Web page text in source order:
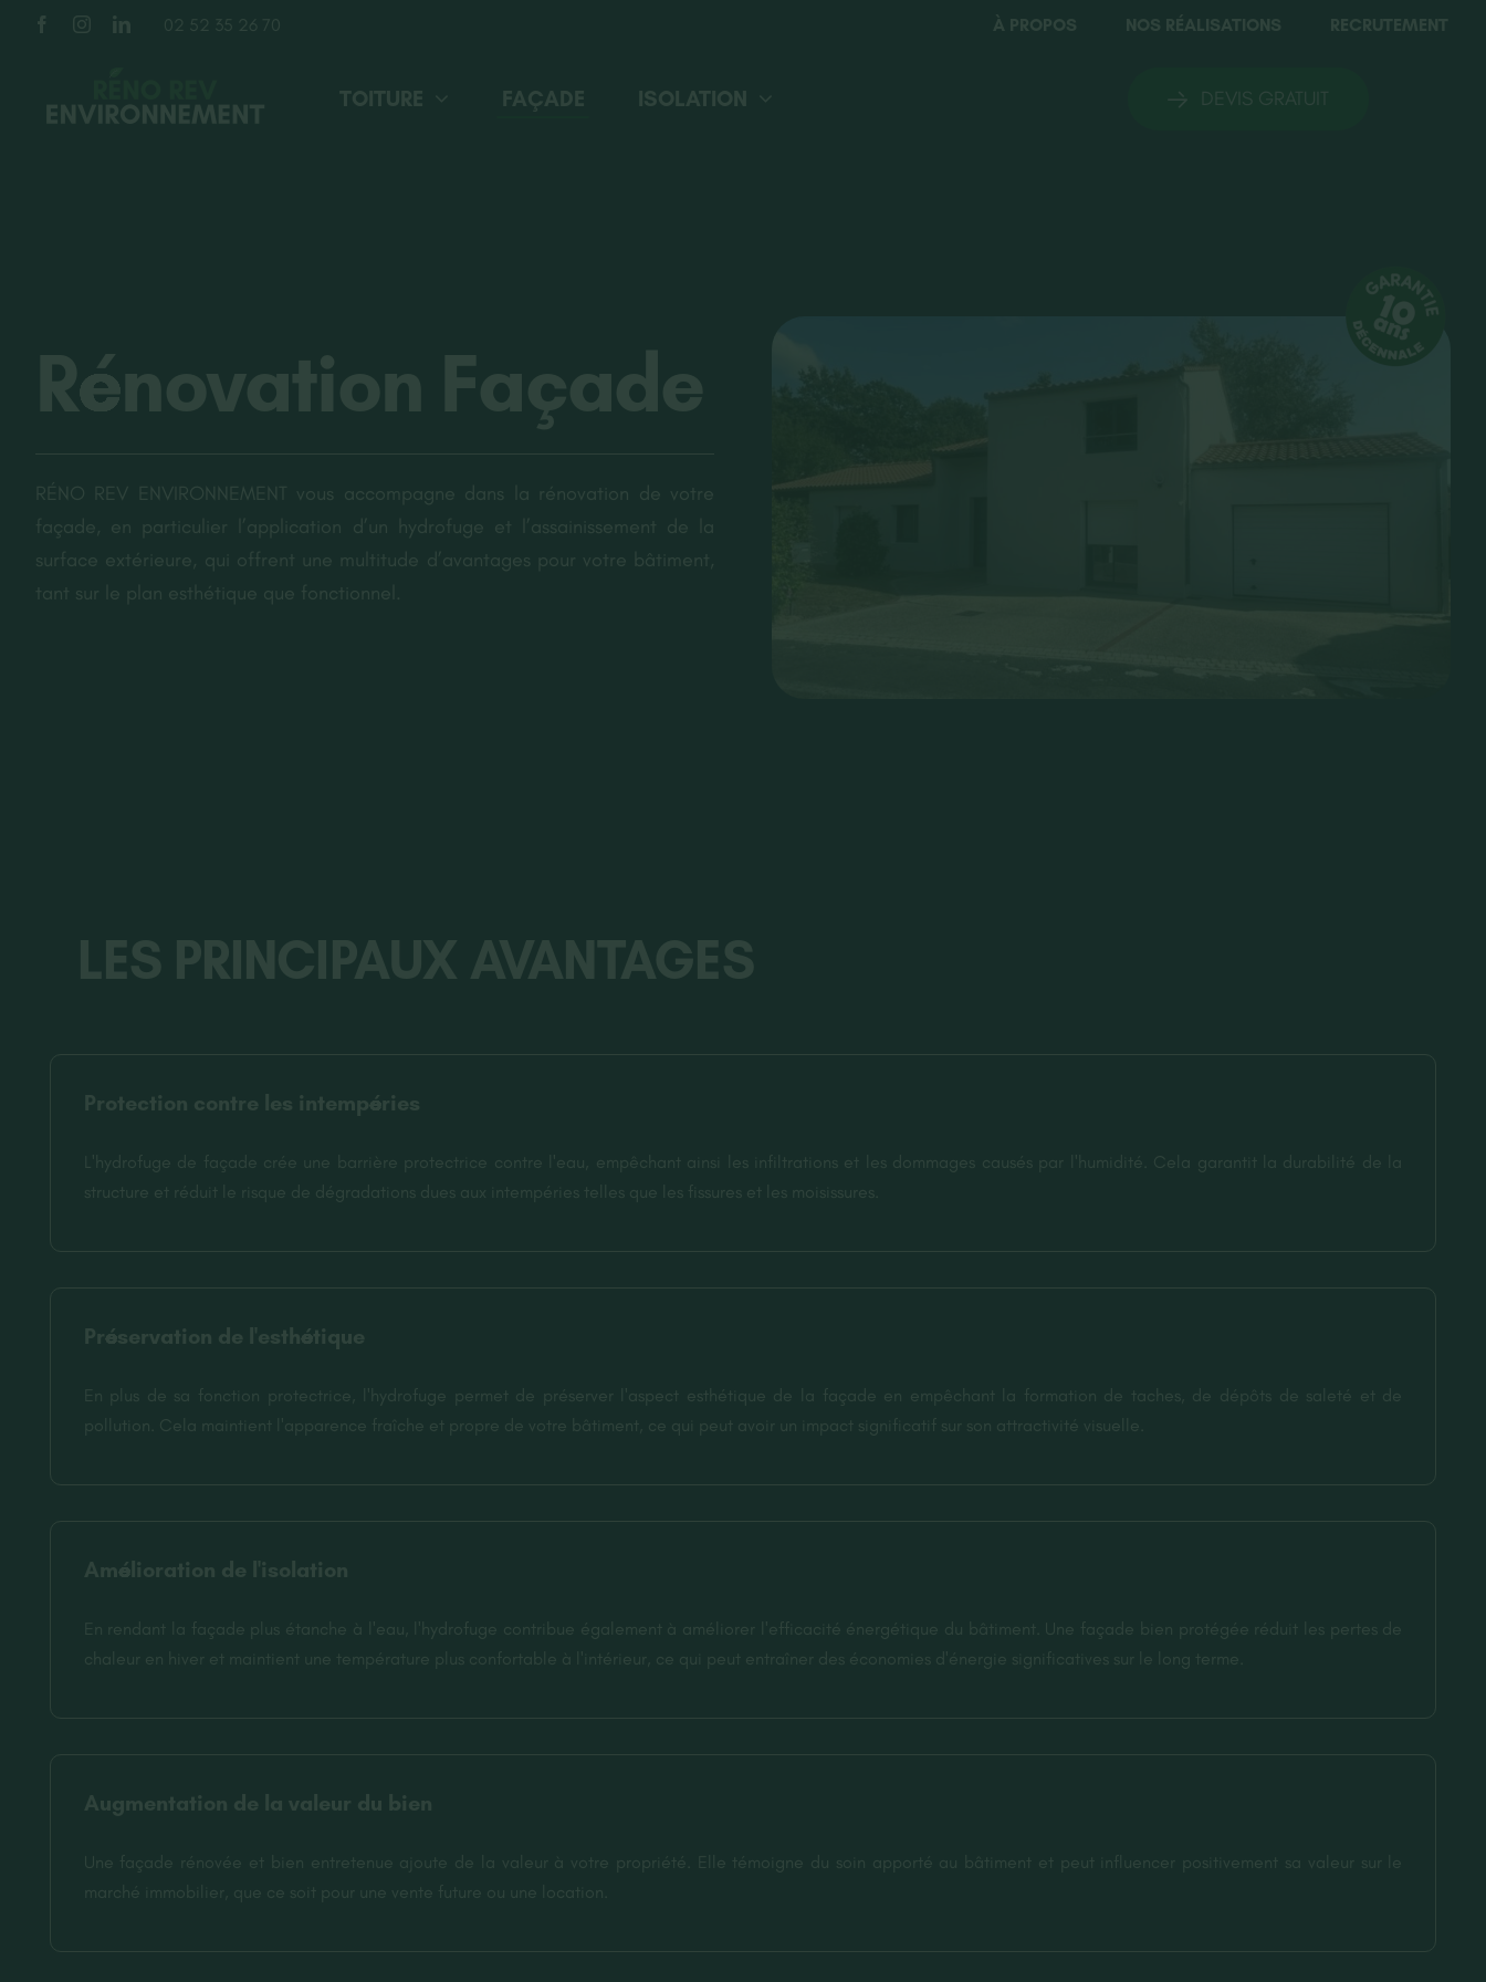
Passer
02 52 35 26 70 À PROPOS NOS RÉALISATIONS RECRUTEMENT
TOITURE FAÇADE ISOLATION DEVIS GRATUIT
Rénovation Façade
RÉNO REV ENVIRONNEMENT vous accompagne dans la rénovation de votre
façade, en particulier l’application d’un hydrofuge et l’assainissement de la
surface extérieure, qui offrent une multitude d’avantages pour votre bâtiment,
tant sur le plan esthétique que fonctionnel.
LES PRINCIPAUX AVANTAGES
Protection contre les intempéries
L'hydrofuge de façade crée une barrière protectrice contre l'eau, empêchant ainsi les infiltrations et les dommages causés par l'humidité. Cela garantit la durabilité de la
structure et réduit le risque de dégradations dues aux intempéries telles que les fissures et les moisissures.
Préservation de l'esthétique
En plus de sa fonction protectrice, l'hydrofuge permet de préserver l'aspect esthétique de la façade en empêchant la formation de taches, de dépôts de saleté et de
pollution. Cela maintient l'apparence fraîche et propre de votre bâtiment, ce qui peut avoir un impact significatif sur son attractivité visuelle.
Amélioration de l'isolation
En rendant la façade plus étanche à l'eau, l'hydrofuge contribue également à améliorer l'efficacité énergétique du bâtiment. Une façade bien protégée réduit les pertes de
chaleur en hiver et maintient une température plus confortable à l'intérieur, ce qui peut entraîner des économies d'énergie significatives sur le long terme.
Augmentation de la valeur du bien
Une façade rénovée et bien entretenue ajoute de la valeur à votre propriété. Elle témoigne du soin apporté au bâtiment et peut influencer positivement sa valeur sur le
marché immobilier, que ce soit pour une vente future ou une location.